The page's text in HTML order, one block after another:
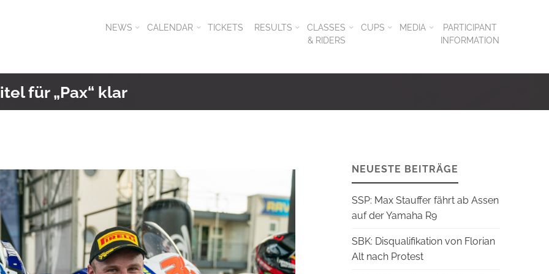
NEWS CALENDAR TICKETS RESULTS
CLASSES
& RIDERS
CUPS MEDIA
PARTICIPANT
INFORMATION
für „Pax“ klar
NEUESTE BEITRÄGE
SSP: Max Stauffer fährt ab Assen
auf der Yamaha R9
SBK: Disqualifikation von Florian
Alt nach Protest